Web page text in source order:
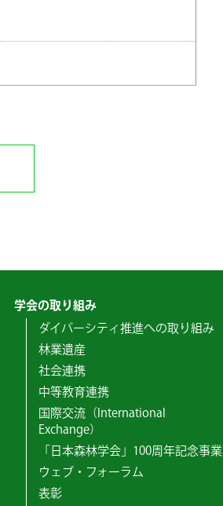
学会の取り組み
ダイバーシティ推進への取り組み
林業遺産
社会連携
中等教育連携
国際交流（International
Exchange）
「日本森林学会」100周年記念事業
ウェブ・フォーラム
表彰